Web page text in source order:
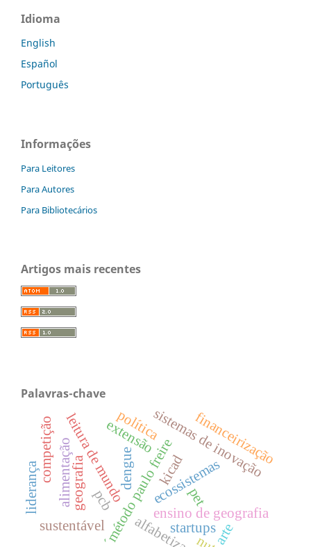
Idioma
English
Español
Português
Informações
Para Leitores
Para Autores
Para Bibliotecários
Artigos mais recentes
Palavras-chave
ensino de geografia
´método paulo freire
leitura de mundo
geografia dengue sistemas de inovação
ecossistemas
financeirização
startups
alimentação
competição
sustentável
pet
extensão
pcb
kicad
liderança
arte
política